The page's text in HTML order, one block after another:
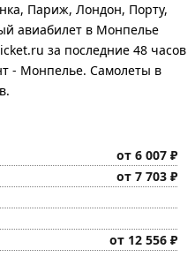
Париж, Лондон, Порту,
авиабилет в Монпелье
за последние 48 часов
- Монпелье. Самолеты в
от 6 007 ₽
от 7 703 ₽
от 12 556 ₽